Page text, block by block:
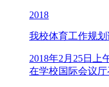
2018
我校体育工作规
2018年2月25日上
在学校国际会议厅